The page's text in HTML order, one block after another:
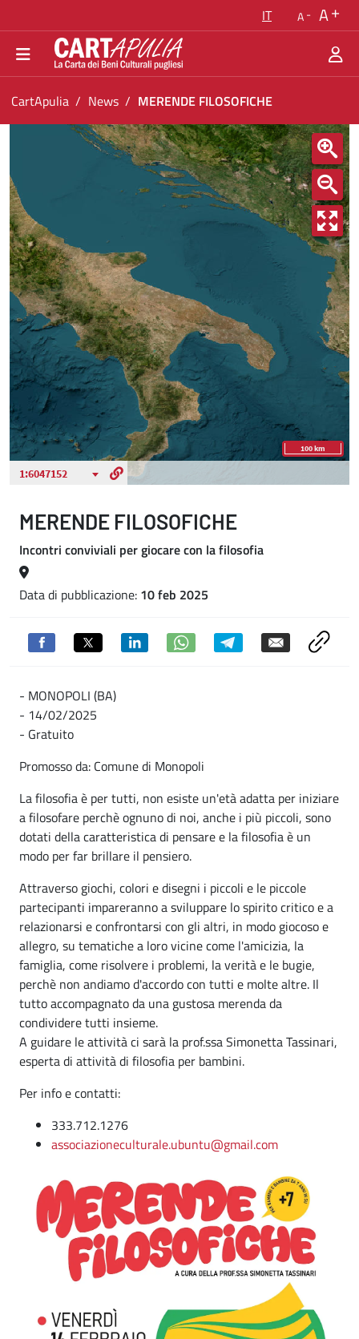
Vai al menu di navigazione
Vai ai contenuti
Vai al footer
IT A A
Ti trovi in:
CartApulia News MERENDE FILOSOFICHE
MERENDE FILOSOFICHE
MERENDE FILOSOFICHE
Incontri conviviali per giocare con la filosofia
Data di pubblicazione: 10 feb 2025
- MONOPOLI (BA)
- 14/02/2025
- Gratuito
Promosso da: Comune di Monopoli
La filosofia è per tutti, non esiste un'età adatta per iniziare
a filosofare perchè ognuno di noi, anche i più piccoli, sono
dotati della caratteristica di pensare e la filosofia è un
modo per far brillare il pensiero.
Attraverso giochi, colori e disegni i piccoli e le piccole
partecipanti impareranno a sviluppare lo spirito critico e a
relazionarsi e confrontarsi con gli altri, in modo giocoso e
allegro, su tematiche a loro vicine come l'amicizia, la
famiglia, come risolvere i problemi, la verità e le bugie,
perchè non andiamo d'accordo con tutti e molte altre. Il
tutto accompagnato da una gustosa merenda da
condividere tutti insieme.
A guidare le attività ci sarà la prof.ssa Simonetta Tassinari,
esperta di attività di filosofia per bambini.
Per info e contatti:
333.712.1276
associazioneculturale.ubuntu@gmail.com